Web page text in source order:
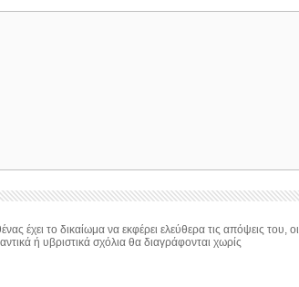
έχει το δικαίωμα να εκφέρει ελεύθερα τις απόψεις του, οι
ή υβριστικά σχόλια θα διαγράφονται χωρίς